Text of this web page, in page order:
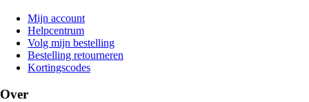
Mijn account
Helpcentrum
Volg mijn bestelling
Bestelling retourneren
Kortingscodes
Over